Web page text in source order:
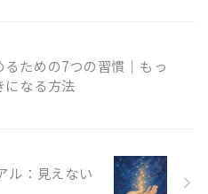
るための7つの習慣｜もっ
になる方法
ル：見えない